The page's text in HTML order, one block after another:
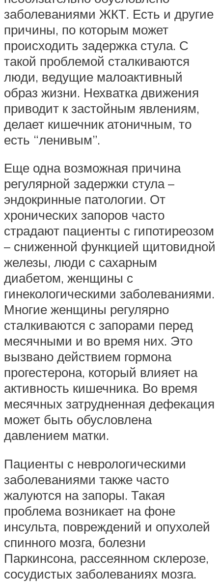
заболеваниями ЖКТ. Есть и другие
причины, по которым может
происходить задержка стула. С
такой проблемой сталкиваются
люди, ведущие малоактивный
образ жизни. Нехватка движения
приводит к застойным явлениям,
делает кишечник атоничным, то
есть “ленивым”.
Еще одна возможная причина
регулярной задержки стула –
эндокринные патологии. От
хронических запоров часто
страдают пациенты с гипотиреозом
– сниженной функцией щитовидной
железы, люди с сахарным
диабетом, женщины с
гинекологическими заболеваниями.
Многие женщины регулярно
сталкиваются с запорами перед
месячными и во время них. Это
вызвано действием гормона
прогестерона, который влияет на
активность кишечника. Во время
месячных затрудненная дефекация
может быть обусловлена
давлением матки.
Пациенты с неврологическими
заболеваниями также часто
жалуются на запоры. Такая
проблема возникает на фоне
инсульта, повреждений и опухолей
спинного мозга, болезни
Паркинсона, рассеянном склерозе,
сосудистых заболеваниях мозга.